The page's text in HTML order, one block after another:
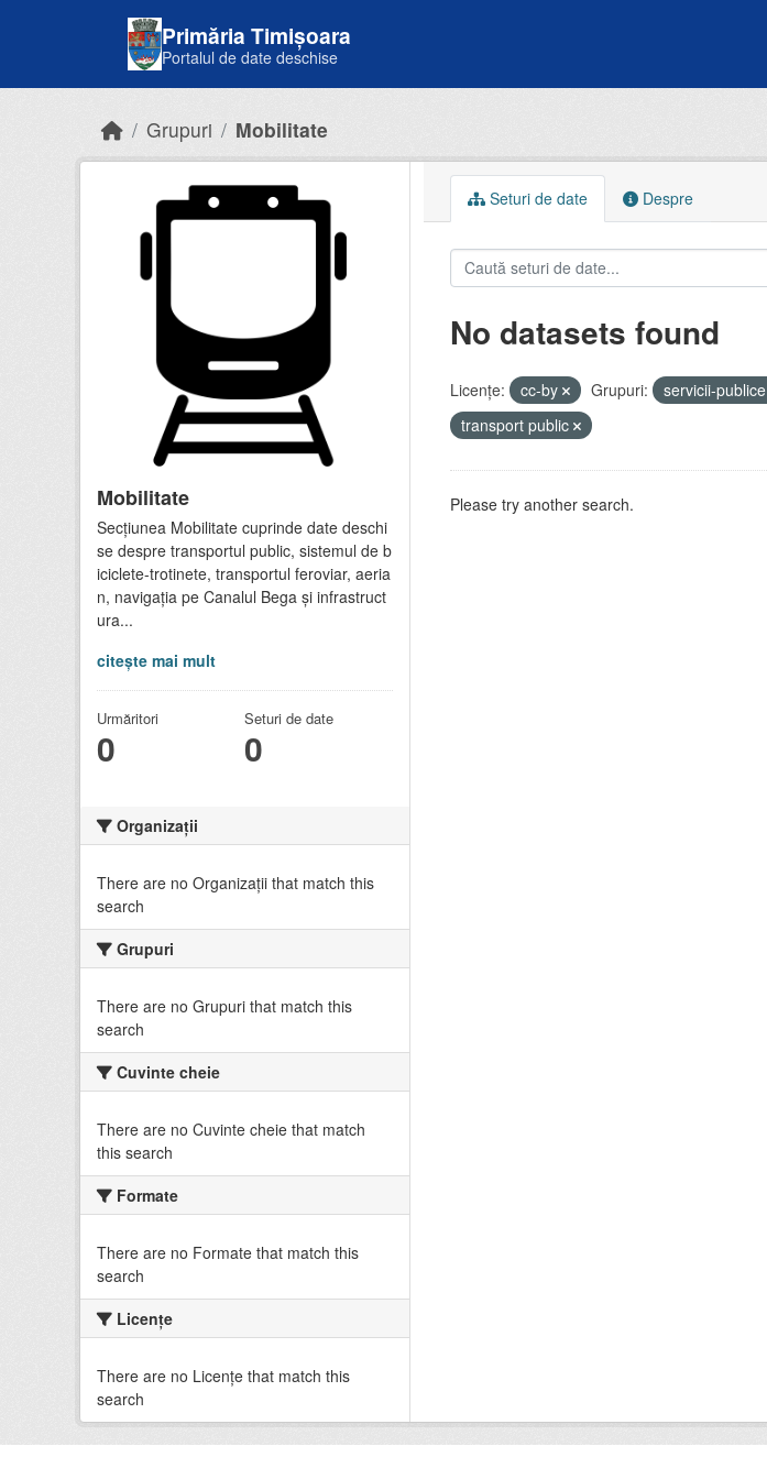
Primăria Timișoara
Portalul de date deschise
Grupuri Mobilitate
Mobilitate
Secțiunea Mobilitate cuprinde date deschi
se despre transportul public, sistemul de b
iciclete-trotinete, transportul feroviar, aeria
n, navigația pe Canalul Bega și infrastruct
ura...
citește mai mult
Urmăritori
0
Seturi de date
0
Organizații
There are no Organizații that match this
search
Grupuri
There are no Grupuri that match this
search
Cuvinte cheie
There are no Cuvinte cheie that match
this search
Formate
There are no Formate that match this
search
Licenţe
There are no Licenţe that match this
search
Seturi de date Despre
No datasets found
Licenţe: cc-by Grupuri: servicii-publice
transport public
Please try another search.